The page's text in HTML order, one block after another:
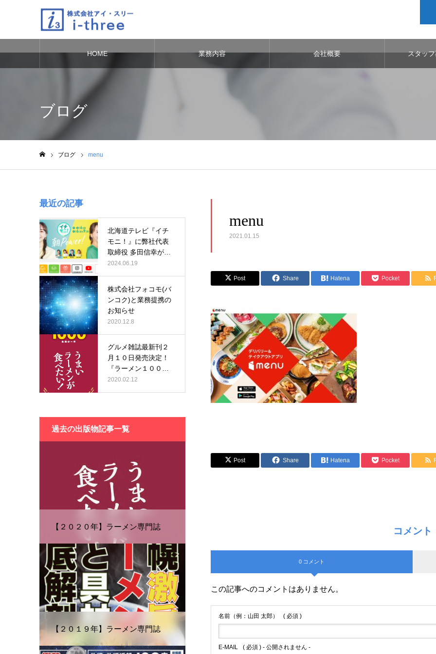
HOME 業務内容 会社概要 スタッ
: Undefined variable $cat_id in
ブログ
ブログ menu
menu
2021.01.15
Post Share Hatena Pocket
Post Share Hatena Pocket
コメント
0 コメント
この記事へのコメントはありません。
名前（例：山田 太郎） ( 必須 )
E-MAIL ( 必須 ) - 公開されません -
最近の記事
北海道テレビ『イチ
モニ！』に弊社代表
取締役 多田信幸が出
演いたしま…
2024.06.19
株式会社フォコモ(バ
ンコク)と業務提携の
お知らせ
2020.12.8
グルメ雑誌最新刊２
月１０日発売決定！
『ラーメン１０００ -
２０２…
2020.02.12
過去の出版物記事一覧
【２０２０年】ラーメン専門誌
【２０１９年】ラーメン専門誌